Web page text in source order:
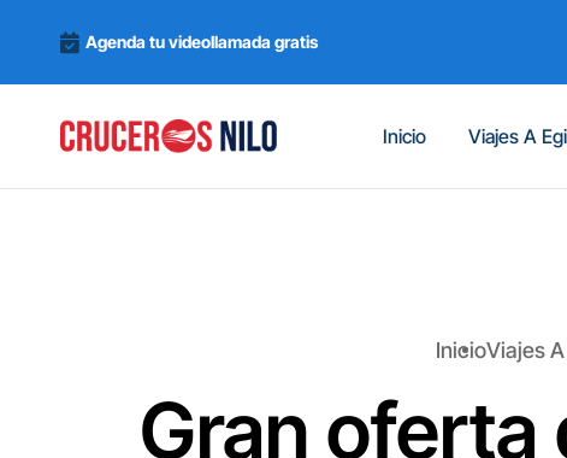
Agenda tu videollamada gratis
Inicio Viajes A
InicioViajes
Gran oferta